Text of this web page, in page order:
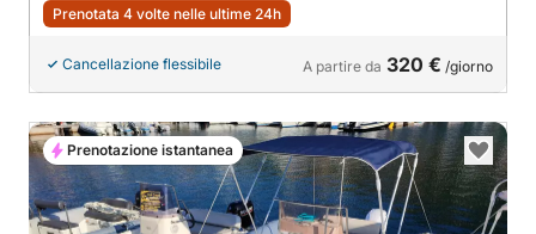
Prenotata 4 volte nelle ultime 24h
Cancellazione flessibile A partire da 320 € /giorno
Prenotazione istantanea